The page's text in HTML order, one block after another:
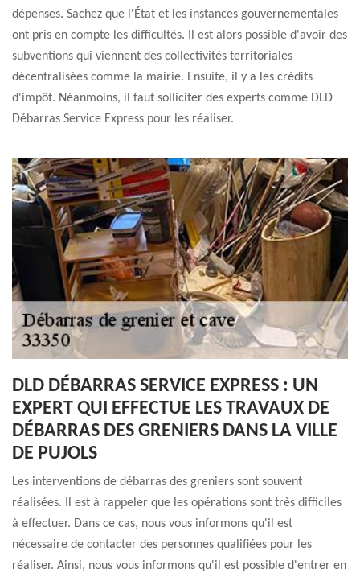
dépenses. Sachez que l'État et les instances gouvernementales
ont pris en compte les difficultés. Il est alors possible d'avoir des
subventions qui viennent des collectivités territoriales
décentralisées comme la mairie. Ensuite, il y a les crédits
d'impôt. Néanmoins, il faut solliciter des experts comme DLD
Débarras Service Express pour les réaliser.
DLD DÉBARRAS SERVICE EXPRESS : UN
EXPERT QUI EFFECTUE LES TRAVAUX DE
DÉBARRAS DES GRENIERS DANS LA VILLE
DE PUJOLS
Les interventions de débarras des greniers sont souvent
réalisées. Il est à rappeler que les opérations sont très difficiles
à effectuer. Dans ce cas, nous vous informons qu'il est
nécessaire de contacter des personnes qualifiées pour les
réaliser. Ainsi, nous vous informons qu'il est possible d'entrer en